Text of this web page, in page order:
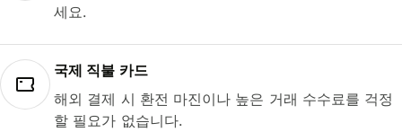
세요.
국제 직불 카드
해외 결제 시 환전 마진이나 높은 거래 수수료를 걱정
할 필요가 없습니다.